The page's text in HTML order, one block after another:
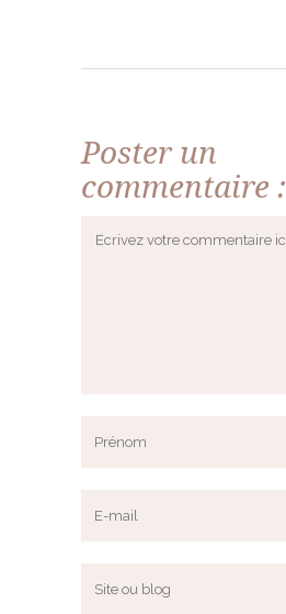
Poster un
commentaire :